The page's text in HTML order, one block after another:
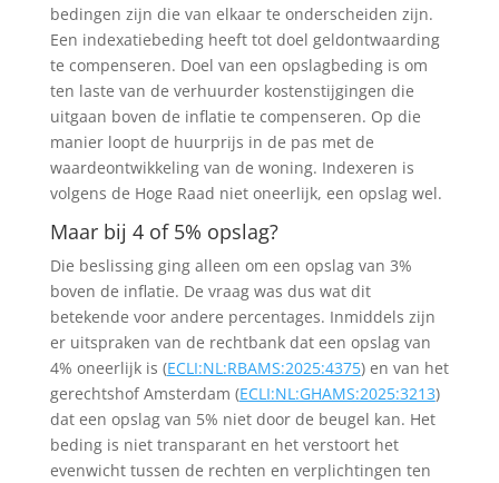
bedingen zijn die van elkaar te onderscheiden zijn.
Een indexatiebeding heeft tot doel geldontwaarding
te compenseren. Doel van een opslagbeding is om
ten laste van de verhuurder kostenstijgingen die
uitgaan boven de inflatie te compenseren. Op die
manier loopt de huurprijs in de pas met de
waardeontwikkeling van de woning. Indexeren is
volgens de Hoge Raad niet oneerlijk, een opslag wel.
Maar bij 4 of 5% opslag?
Die beslissing ging alleen om een opslag van 3%
boven de inflatie. De vraag was dus wat dit
betekende voor andere percentages. Inmiddels zijn
er uitspraken van de rechtbank dat een opslag van
4% oneerlijk is (ECLI:NL:RBAMS:2025:4375) en van het
gerechtshof Amsterdam (ECLI:NL:GHAMS:2025:3213)
dat een opslag van 5% niet door de beugel kan. Het
beding is niet transparant en het verstoort het
evenwicht tussen de rechten en verplichtingen ten